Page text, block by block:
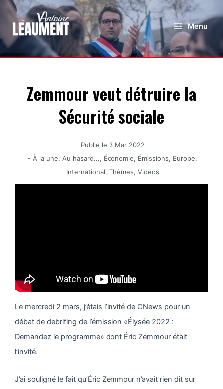
Menu
Zemmour veut détruire la
Sécurité sociale
Publié le 3 Mar 2022
- À la une, Au hasard..., Économie, Émissions, Europe,
International, Thèmes, Vidéos
Le mercredi 2 mars, j’étais l’invité de CNews pour un
débat de debrifing de l’émission «Élysée 2022 :
Demandez le programme» dont Éric Zemmour était
l’invité.
J’ai souligné le fait qu’Éric Zemmour n’avait rien dit sur